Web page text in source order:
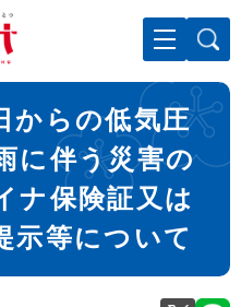
して本文へ
からの低気圧
に伴う災害の
ナ保険証又は
示等について